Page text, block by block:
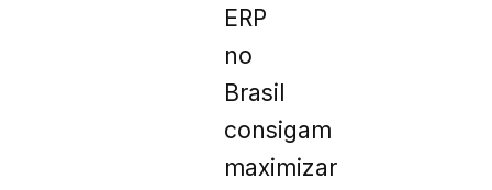
ERP
no
Brasil
consigam
maximizar